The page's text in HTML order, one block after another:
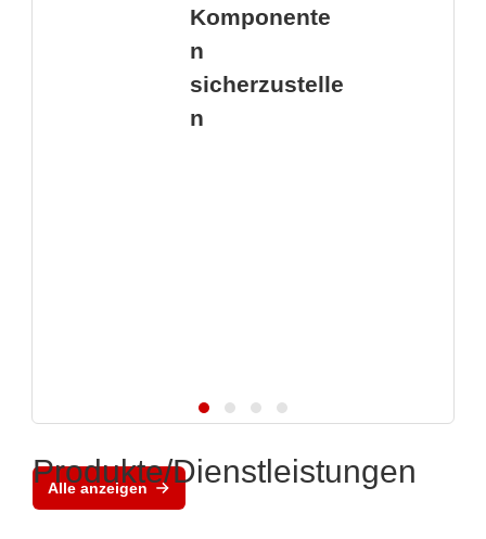
Komponente
n
sicherzustelle
n
Alle anzeigen
Produkte/Dienstleistungen